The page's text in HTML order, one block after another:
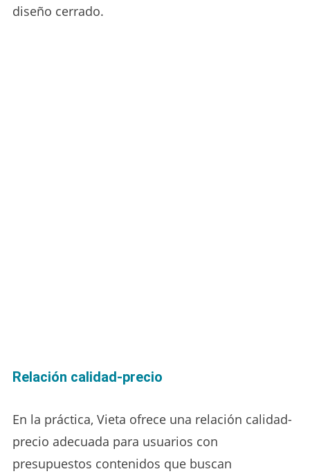
diseño cerrado.
Relación calidad-precio
En la práctica, Vieta ofrece una relación calidad-
precio adecuada para usuarios con
presupuestos contenidos que buscan